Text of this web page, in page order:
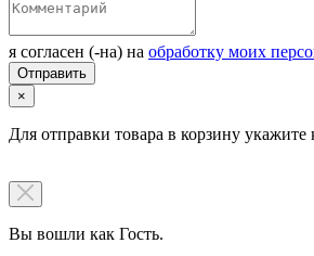
я согласен (-на) на обработку моих
×
Для отправки товара в корзину укажите
Вы вошли как Гость.